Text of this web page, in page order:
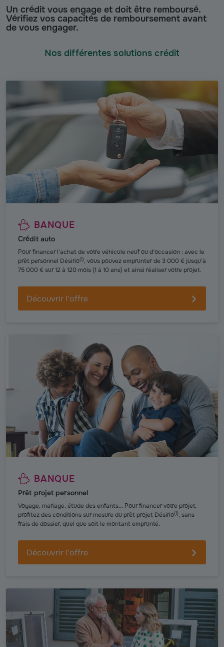
Un crédit vous engage et doit être remboursé.
Vérifiez vos capacités de remboursement avant
de vous engager.
Nos différentes solutions crédit
BANQUE
Crédit auto
Pour financer l'achat de votre véhicule neuf ou d'occasion : avec le
prêt personnel Désirio(1), vous pouvez emprunter de 3 000 € jusqu’à
75 000 € sur 12 à 120 mois (1 à 10 ans) et ainsi réaliser votre projet.
Découvrir l'offre
BANQUE
Prêt projet personnel
Voyage, mariage, étude des enfants... Pour financer votre projet,
profitez des conditions sur mesure du prêt projet Désirio(1), sans
frais de dossier, quel que soit le montant emprunté.
Découvrir l'offre